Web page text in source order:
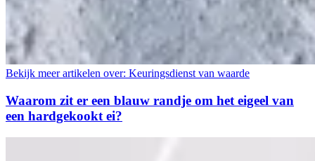
Bekijk meer artikelen over: Keuringsdienst van waarde
Waarom zit er een blauw randje om het eigeel van
een hardgekookt ei?